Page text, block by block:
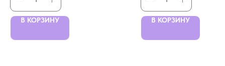
В КОРЗИНУ В КОРЗИНУ